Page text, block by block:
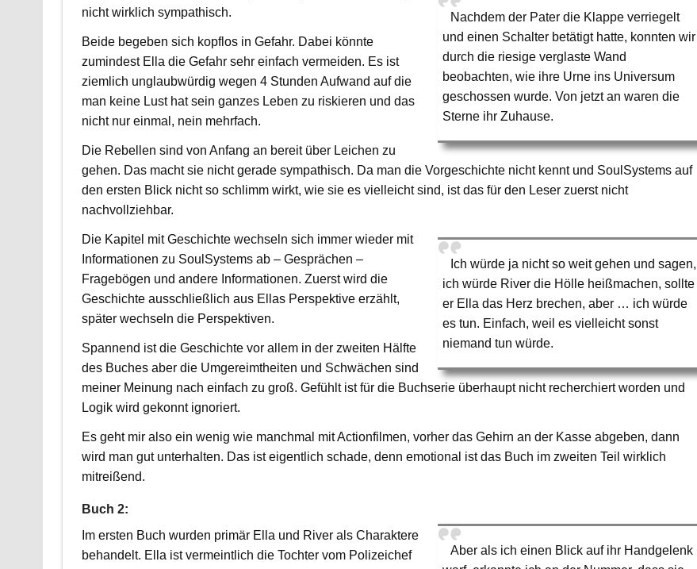
Nachdem der Pater die Klappe verriegelt
und einen Schalter betätigt hatte, konnten wir
durch die riesige verglaste Wand
beobachten, wie ihre Urne ins Universum
geschossen wurde. Von jetzt an waren die
Sterne ihr Zuhause.
nicht wirklich sympathisch.
Beide begeben sich kopflos in Gefahr. Dabei könnte
zumindest Ella die Gefahr sehr einfach vermeiden. Es ist
ziemlich unglaubwürdig wegen 4 Stunden Aufwand auf die
man keine Lust hat sein ganzes Leben zu riskieren und das
nicht nur einmal, nein mehrfach.
Die Rebellen sind von Anfang an bereit über Leichen zu
gehen. Das macht sie nicht gerade sympathisch. Da man die Vorgeschichte nicht kennt und SoulSystems auf
den ersten Blick nicht so schlimm wirkt, wie sie es vielleicht sind, ist das für den Leser zuerst nicht
nachvollziehbar.
Ich würde ja nicht so weit gehen und sagen,
ich würde River die Hölle heißmachen, sollte
er Ella das Herz brechen, aber … ich würde
es tun. Einfach, weil es vielleicht sonst
niemand tun würde.
Die Kapitel mit Geschichte wechseln sich immer wieder mit
Informationen zu SoulSystems ab – Gesprächen –
Fragebögen und andere Informationen. Zuerst wird die
Geschichte ausschließlich aus Ellas Perspektive erzählt,
später wechseln die Perspektiven.
Spannend ist die Geschichte vor allem in der zweiten Hälfte
des Buches aber die Umgereimtheiten und Schwächen sind
meiner Meinung nach einfach zu groß. Gefühlt ist für die Buchserie überhaupt nicht recherchiert worden und
Logik wird gekonnt ignoriert.
Es geht mir also ein wenig wie manchmal mit Actionfilmen, vorher das Gehirn an der Kasse abgeben, dann
wird man gut unterhalten. Das ist eigentlich schade, denn emotional ist das Buch im zweiten Teil wirklich
mitreißend.
Buch 2:
Aber als ich einen Blick auf ihr Handgelenk
Im ersten Buch wurden primär Ella und River als Charaktere
behandelt. Ella ist vermeintlich die Tochter vom Polizeichef